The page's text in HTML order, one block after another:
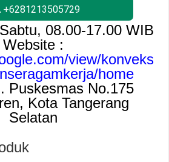
+6281213505729
08.00-17.00 WIB
Website :
view/konveks
home
Puskesmas No.175
Kota Tangerang
Selatan